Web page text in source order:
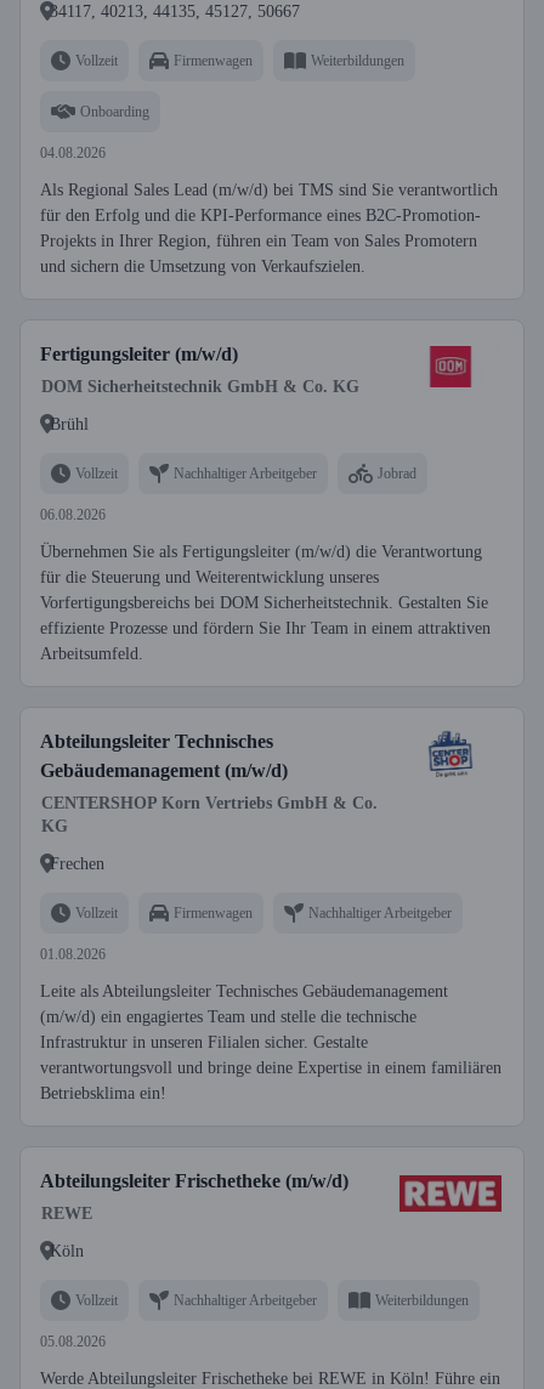
34117, 40213, 44135, 45127, 50667
Vollzeit Firmenwagen Weiterbildungen
Onboarding
04.08.2026
Als Regional Sales Lead (m/w/d) bei TMS sind Sie verantwortlich
für den Erfolg und die KPI-Performance eines B2C-Promotion-
Projekts in Ihrer Region, führen ein Team von Sales Promotern
und sichern die Umsetzung von Verkaufszielen.
Fertigungsleiter (m/w/d)
DOM Sicherheitstechnik GmbH & Co. KG
Brühl
Vollzeit Nachhaltiger Arbeitgeber Jobrad
06.08.2026
Übernehmen Sie als Fertigungsleiter (m/w/d) die Verantwortung
für die Steuerung und Weiterentwicklung unseres
Vorfertigungsbereichs bei DOM Sicherheitstechnik. Gestalten Sie
effiziente Prozesse und fördern Sie Ihr Team in einem attraktiven
Arbeitsumfeld.
Abteilungsleiter Technisches
Gebäudemanagement (m/w/d)
CENTERSHOP Korn Vertriebs GmbH & Co.
KG
Frechen
Vollzeit Firmenwagen Nachhaltiger Arbeitgeber
01.08.2026
Leite als Abteilungsleiter Technisches Gebäudemanagement
(m/w/d) ein engagiertes Team und stelle die technische
Infrastruktur in unseren Filialen sicher. Gestalte
verantwortungsvoll und bringe deine Expertise in einem familiären
Betriebsklima ein!
Abteilungsleiter Frischetheke (m/w/d)
REWE
Köln
Vollzeit Nachhaltiger Arbeitgeber Weiterbildungen
05.08.2026
Werde Abteilungsleiter Frischetheke bei REWE in Köln! Führe ein